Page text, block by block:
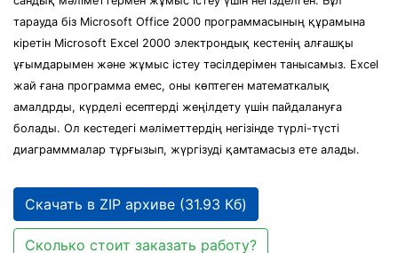
тарауда біз Microsoft Office 2000 программасының құрамына
кіретін Microsoft Excel 2000 электрондық кестенің алғашқы
ұғымдарымен және жұмыс істеу тәсілдерімен танысамыз. Excel
жай ғана программа емес, оны көптеген математкалық
амалдрды, күрделі есептерді жеңілдету үшін пайдалануға
болады. Ол кестедегі мәліметтердің негізінде түрлі-түсті
диаграмммалар тұрғызып, жүргізуді қамтамасыз ете алады.
Скачать в ZIP архиве (31.93 Кб)
Сколько стоит заказать работу?